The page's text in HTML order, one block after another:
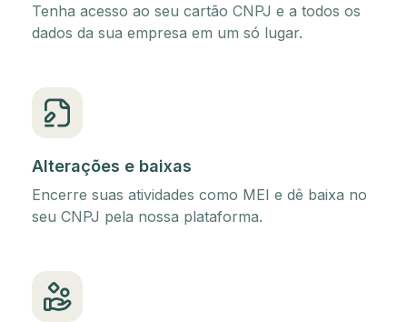
Tenha acesso ao seu cartão CNPJ e a todos os
dados da sua empresa em um só lugar.
Alterações e baixas
Encerre suas atividades como MEI e dê baixa no
seu CNPJ pela nossa plataforma.